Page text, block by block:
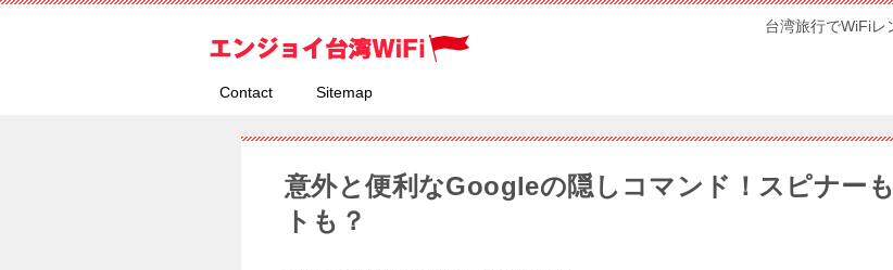
台湾旅行でWiFiレ
Contact Sitemap
意外と便利なGoogleの隠しコマンド！スピナー
トも？